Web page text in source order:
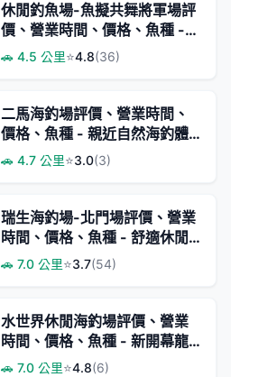
休閒釣魚場-魚擬共舞將軍場評
價、營業時間、價格、魚種 -
親子友善與專業教學
🚗 4.5 公里⭐4.8(36)
二馬海釣場評價、營業時間、
價格、魚種 - 親近自然海釣體
🚗 4.7 公里⭐3.0(3)
瑞生海釣場-北門場評價、營業
時間、價格、魚種 - 舒適休閒
海釣體驗
🚗 7.0 公里⭐3.7(54)
水世界休閒海釣場評價、營業
時間、價格、魚種 - 新開幕龍
膽池體驗
🚗 7.0 公里⭐4.8(6)